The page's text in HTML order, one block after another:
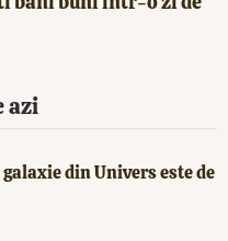
azi
din Univers este de